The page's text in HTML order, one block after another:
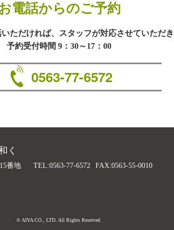
電話からのご予約
ただければ、スタッフが対応させていただ
予約受付時間 9：30～17：00
0563-77-6572
く
番地 TEL:0563-77-6572
FAX:0563-55-0010
© AIYA CO., LTD. All Rights Reserved.